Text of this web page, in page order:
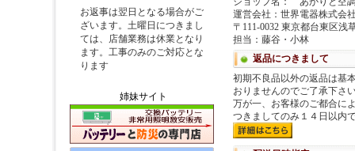
姉妹サイト